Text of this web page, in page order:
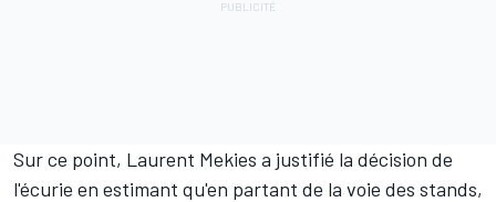
Sur ce point, Laurent Mekies a justifié la décision de
l'écurie en estimant qu'en partant de la voie des stands,